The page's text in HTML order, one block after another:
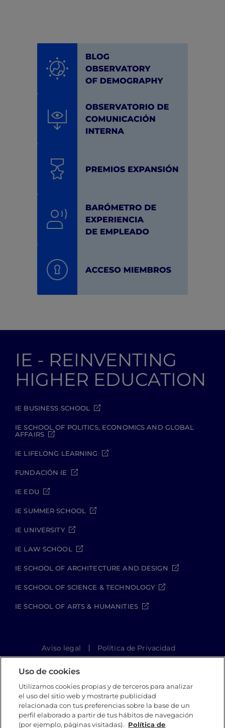
IE - REINVENTING
HIGHER EDUCATION
IE BUSINESS SCHOOL
IE SCHOOL OF POLITICS, ECONOMICS AND GLOBAL
AFFAIRS
IE LIFELONG LEARNING
FUNDACIÓN IE
IE EDU
IE SUMMER SCHOOL
IE UNIVERSITY
IE LAW SCHOOL
IE SCHOOL OF ARCHITECTURE AND DESIGN
IE SCHOOL OF SCIENCE & TECHNOLOGY
IE SCHOOL OF ARTS & HUMANITIES
Aviso legal
Política de Privacidad
Política de Cookies
Política de seguridad
Student Academic Standards
Canal Compliance
Site Map
IE University 2026
Uso de cookies
Utilizamos cookies propias y de terceros para analizar
el uso del sitio web y mostrarte publicidad
relacionada con tus preferencias sobre la base de un
perfil elaborado a partir de tus hábitos de navegación
(por ejemplo, páginas visitadas).
Política de